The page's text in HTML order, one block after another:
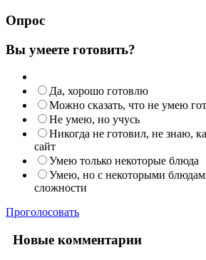
Опрос
Вы умеете готовить?
Да, хорошо готовлю
Можно сказать, что не умею
Не умею, но учусь
Никогда не готовил, не знаю,
сайт
Умею только некоторые блюда
Умею, но с некоторыми
сложности
Проголосовать
Новые комментарии